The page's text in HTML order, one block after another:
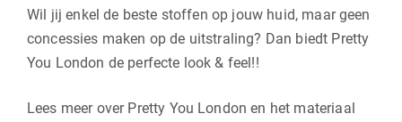
Wil jij enkel de beste stoffen op jouw huid, maar geen
concessies maken op de uitstraling? Dan biedt Pretty
You London de perfecte look & feel!!
Lees meer over Pretty You London en het materiaal